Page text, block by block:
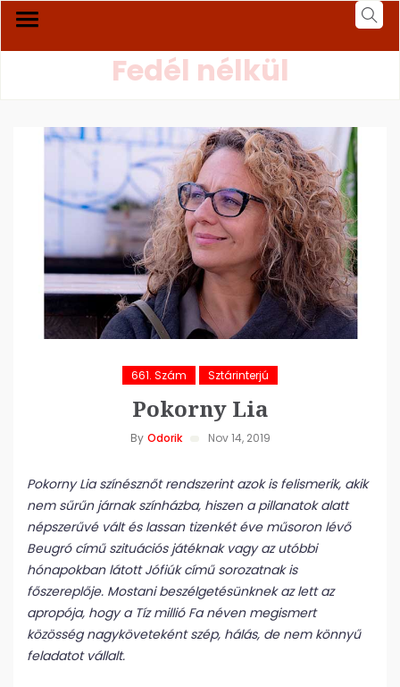
Fedél nélkül
661. Szám Sztárinterjú
Pokorny Lia
By Odorik Nov 14, 2019
Pokorny Lia színésznőt rendszerint azok is felismerik, akik
nem sűrűn járnak színházba, hiszen a pillanatok alatt
népszerűvé vált és lassan tizenkét éve műsoron lévő
Beugró című szituációs játéknak vagy az utóbbi
hónapokban látott Jófiúk című sorozatnak is
főszereplője. Mostani beszélgetésünknek az lett az
apropója, hogy a Tíz millió Fa néven megismert
közösség nagyköveteként szép, hálás, de nem könnyű
feladatot vállalt.